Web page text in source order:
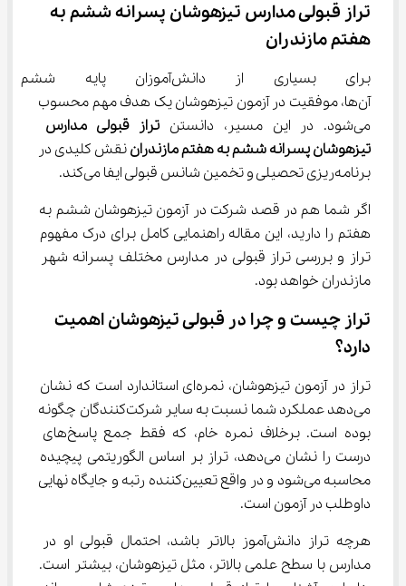
تراز قبولی مدارس تیزهوشان پسرانه ششم به
هفتم مازندران
برای بسیاری از دانش‌آموزان
آن‌ها، موفقیت در آزمون تیزهوشان یک هدف مهم محسوب
می‌شود. در این مسیر، دانستن
تراز قبولی مدارس
تیزهوشان پسرانه ششم به هفتم مازندران نقش کلیدی در
برنامه‌ریزی تحصیلی و تخمین شانس قبولی ایفا می‌کند.
اگر شما هم در قصد شرکت در آزمون تیزهوشان ششم به
هفتم را دارید، این مقاله راهنمایی کامل برای درک مفهوم
تراز و بررسی تراز قبولی در مدارس مختلف پسرانه شهر
مازندران خواهد بود.
تراز چیست و چرا در قبولی تیزهوشان اهمیت
دارد؟
تراز در آزمون تیزهوشان، نمره‌ای استاندارد است که نشان
می‌دهد عملکرد شما نسبت به سایر شرکت‌کنندگان چگونه
بوده است. برخلاف نمره خام، که فقط جمع پاسخ‌های
درست را نشان می‌دهد، تراز بر اساس الگوریتمی پیچیده
محاسبه می‌شود و در واقع تعیین‌کننده رتبه و جایگاه نهایی
داوطلب در آزمون است.
هرچه تراز دانش‌آموز بالاتر باشد، احتمال قبولی او در
مدارس با سطح علمی بالاتر، مثل تیزهوشان، بیشتر است.